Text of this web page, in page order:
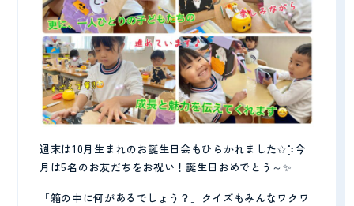
週末は10月生まれのお誕生日会もひらかれました✩⡱今
月は5名のお友だちをお祝い！誕生日おめでとう～✨
「箱の中に何があるでしょう？」クイズもみんなワクワ